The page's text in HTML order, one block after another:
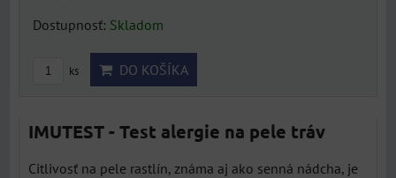
Dostupnosť: Skladom
ks DO KOŠÍKA
IMUTEST - Test alergie na pele tráv
Citlivosť na pele rastlín, známa aj ako senná nádcha, je